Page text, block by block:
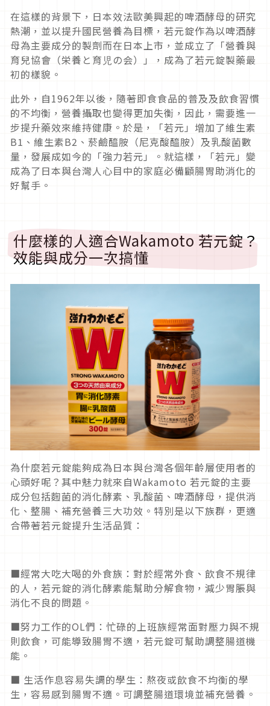
在這樣的背景下，日本效法歐美興起的啤酒酵母的研究
熱潮，並以提升國民營養為目標，若元錠作為以啤酒酵
母為主要成分的製劑而在日本上市，並成立了「營養與
育兒協會（栄養と育児の会）」，成為了若元錠製藥最
初的樣貌。
此外，自1962年以後，隨著即食食品的普及及飲食習慣
的不均衡，營養攝取也變得更加失衡，因此，需要進一
步提升藥效來維持健康。於是，「若元」增加了維生素
B1、維生素B2、菸鹼醯胺（尼克酸醯胺）及乳酸菌數
量，發展成如今的「強力若元」。就這樣，「若元」變
成為了日本與台灣人心目中的家庭必備顧腸胃助消化的
好幫手。
什麼樣的人適合Wakamoto 若元錠？
效能與成分一次搞懂
為什麼若元錠能夠成為日本與台灣各個年齡層使用者的
心頭好呢？其中魅力就來自Wakamoto 若元錠的主要
成分包括麴菌的消化酵素、乳酸菌、啤酒酵母，提供消
化、整腸、補充營養三大功效。特別是以下族群，更適
合帶著若元錠提升生活品質：
■經常大吃大喝的外食族：對於經常外食、飲食不規律
的人，若元錠的消化酵素能幫助分解食物，減少胃脹與
消化不良的問題。
■努力工作的OL們：忙碌的上班族經常面對壓力與不規
則飲食，可能導致腸胃不適，若元錠可幫助調整腸道機
能。
■ 生活作息容易失調的學生：熬夜或飲食不均衡的學
生，容易感到腸胃不適。可調整腸道環境並補充營養。